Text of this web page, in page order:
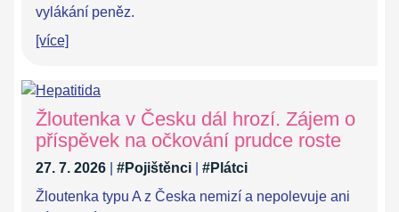
vylákání peněz.
[více]
Žloutenka v Česku dál hrozí. Zájem o
příspěvek na očkování prudce roste
27. 7. 2026 #Pojištěnci
#Plátci
Žloutenka typu A z Česka nemizí a nepolevuje ani